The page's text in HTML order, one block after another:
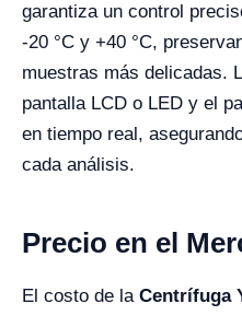
garantiza un control
-20 °C y +40 °C,
muestras más delicadas.
pantalla LCD o LED y el
en tiempo real,
cada análisis.
Precio en el
El costo de la Centrífuga